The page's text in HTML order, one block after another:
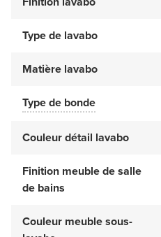
Type de lavabo
Matière lavabo
Type de bonde
Couleur détail lavabo
Finition meuble de salle
de bains
Couleur meuble sous-